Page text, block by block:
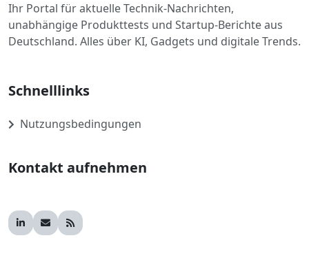
Ihr Portal für aktuelle Technik-Nachrichten,
unabhängige Produkttests und Startup-Berichte aus
Deutschland. Alles über KI, Gadgets und digitale Trends.
Schnelllinks
Nutzungsbedingungen
Kontakt aufnehmen